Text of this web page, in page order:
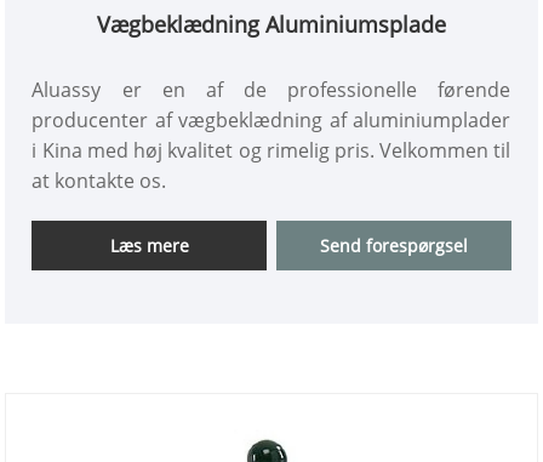
Vægbeklædning Aluminiumsplade
Aluassy er en af ​​de professionelle førende
producenter af vægbeklædning af aluminiumplader
i Kina med høj kvalitet og rimelig pris. Velkommen til
at kontakte os.
Læs mere Send forespørgsel